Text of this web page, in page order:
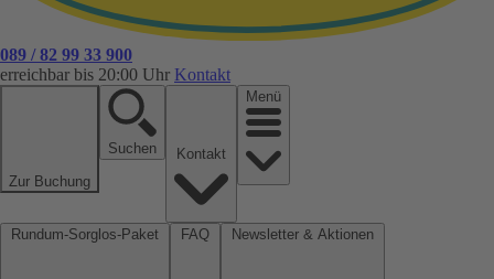
089 / 82 99 33 900
erreichbar bis 20:00 Uhr Kontakt
Zur Buchung
Suchen
Menü